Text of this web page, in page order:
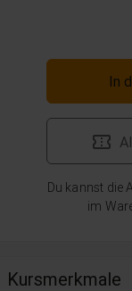
In
Du kannst die
im
Kursmerkmale